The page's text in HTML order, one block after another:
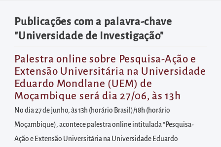
Acessar
diretamente
o
menu
principal
Acessar
diretamente
à
área
Publicações com a palavra-chave
"Universidade de Investigação"
Palestra online sobre Pesquisa-Ação e
Extensão Universitária na Universidade
Eduardo Mondlane (UEM) de
Moçambique será dia 27/06, às 13h
No dia 27 de junho, às 13h (horário Brasil)/18h (horário
Moçambique), acontece palestra online intitulada “Pesquisa-
Ação e Extensão Universitária na Universidade Eduardo